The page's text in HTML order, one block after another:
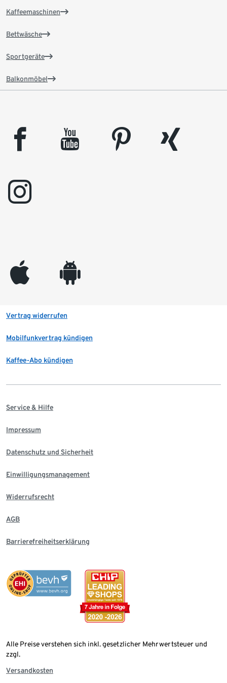
Kaffeemaschinen
Bettwäsche
Sportgeräte
Balkonmöbel
facebook youtube pinterest
xing
instagram
appleinc android
Vertrag widerrufen
Mobilfunkvertrag kündigen
Kaffee-Abo kündigen
Service & Hilfe
Impressum
Datenschutz und Sicherheit
Einwilligungsmanagement
Widerrufsrecht
AGB
Barrierefreiheitserklärung
Alle Preise verstehen sich inkl. gesetzlicher Mehrwertsteuer und
zzgl.
Versandkosten